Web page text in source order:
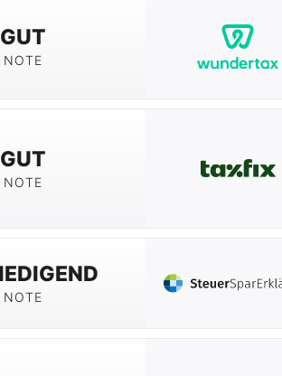
GUT
NOTE
GUT
NOTE
NOTE